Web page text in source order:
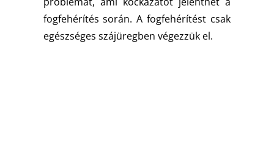
fogfehérítés során. A fogfehérítést csak
egészséges szájüregben végezzük el.